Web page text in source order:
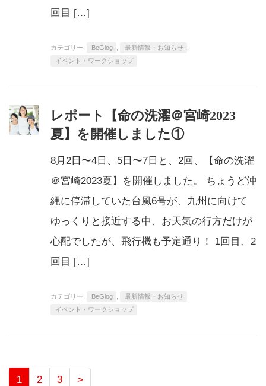
回目 […]
カテゴリー: BeGlog 最新情報・お知らせ
イベント・ワークショップ
レポート【命の洗濯＠宮崎2023
夏】を開催しました①
8月2日〜4日、5日〜7日と、2回、【命の洗濯
＠宮崎2023夏】を開催しました。 ちょうど沖
縄に停滞していた台風6号が、九州に向けて
ゆっくりと接近する中、お天気の行方だけが
心配でしたが、飛行機も予定通り！ 1回目、2
回目 […]
カテゴリー: BeGlog 最新情報・お知らせ
イベント・ワークショップ
1 2 3 >